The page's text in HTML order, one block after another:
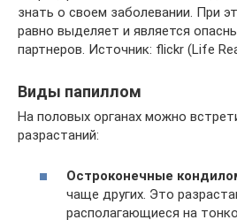
знать о своем заболевании. При
равно выделяет и является
партнеров. Источник: flickr (Life
Виды папиллом
На половых органах можно
разрастаний:
Остроконечные
чаще других. Это
располагающиеся на